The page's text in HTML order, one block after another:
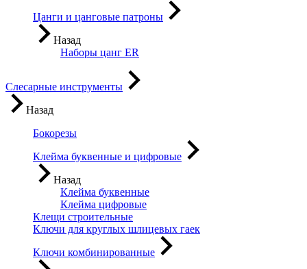
Цанги и цанговые патроны
Назад
Наборы цанг ER
Слесарные инструменты
Назад
Бокорезы
Клейма буквенные и цифровые
Назад
Клейма буквенные
Клейма цифровые
Клещи строительные
Ключи для круглых шлицевых гаек
Ключи комбинированные